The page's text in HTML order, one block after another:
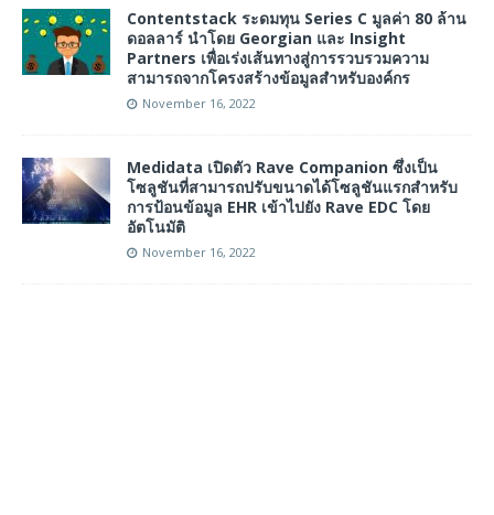
Contentstack ระดมทุน Series C มูลค่า 80 ล้าน
ดอลลาร์ นำโดย Georgian และ Insight
Partners เพื่อเร่งเส้นทางสู่การรวบรวมความ
สามารถจากโครงสร้างข้อมูลสำหรับองค์กร
November 16, 2022
Medidata เปิดตัว Rave Companion ซึ่งเป็น
โซลูชันที่สามารถปรับขนาดได้โซลูชันแรกสำหรับ
การป้อนข้อมูล EHR เข้าไปยัง Rave EDC โดย
อัตโนมัติ
November 16, 2022